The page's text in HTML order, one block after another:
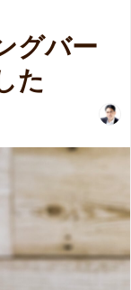
グバー
た